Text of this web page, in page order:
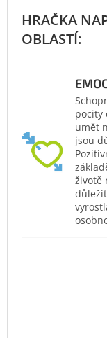
pocity
umět
jsou
životě